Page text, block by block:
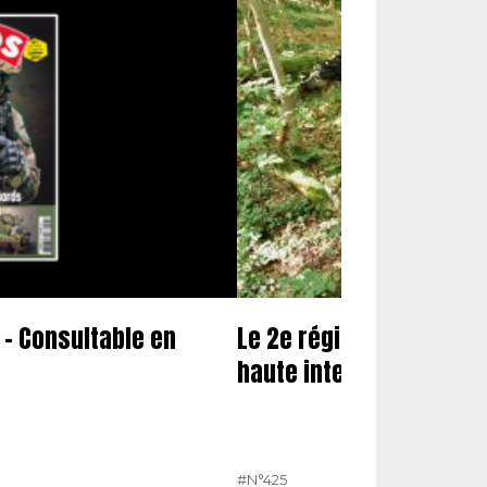
Consultable en
Le 2e régiment de
haute intensité
#N°425